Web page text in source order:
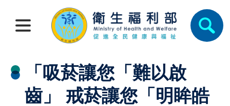
「吸菸讓您「難以啟
齒」 戒菸讓您「明眸皓